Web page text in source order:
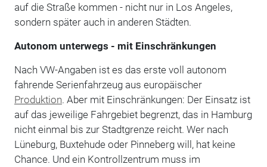
auf die Straße kommen - nicht nur in Los Angeles,
sondern später auch in anderen Städten.
Autonom unterwegs - mit Einschränkungen
Nach VW-Angaben ist es das erste voll autonom
fahrende Serienfahrzeug aus europäischer
Produktion. Aber mit Einschränkungen: Der Einsatz ist
auf das jeweilige Fahrgebiet begrenzt, das in Hamburg
nicht einmal bis zur Stadtgrenze reicht. Wer nach
Lüneburg, Buxtehude oder Pinneberg will, hat keine
Chance. Und ein Kontrollzentrum muss im